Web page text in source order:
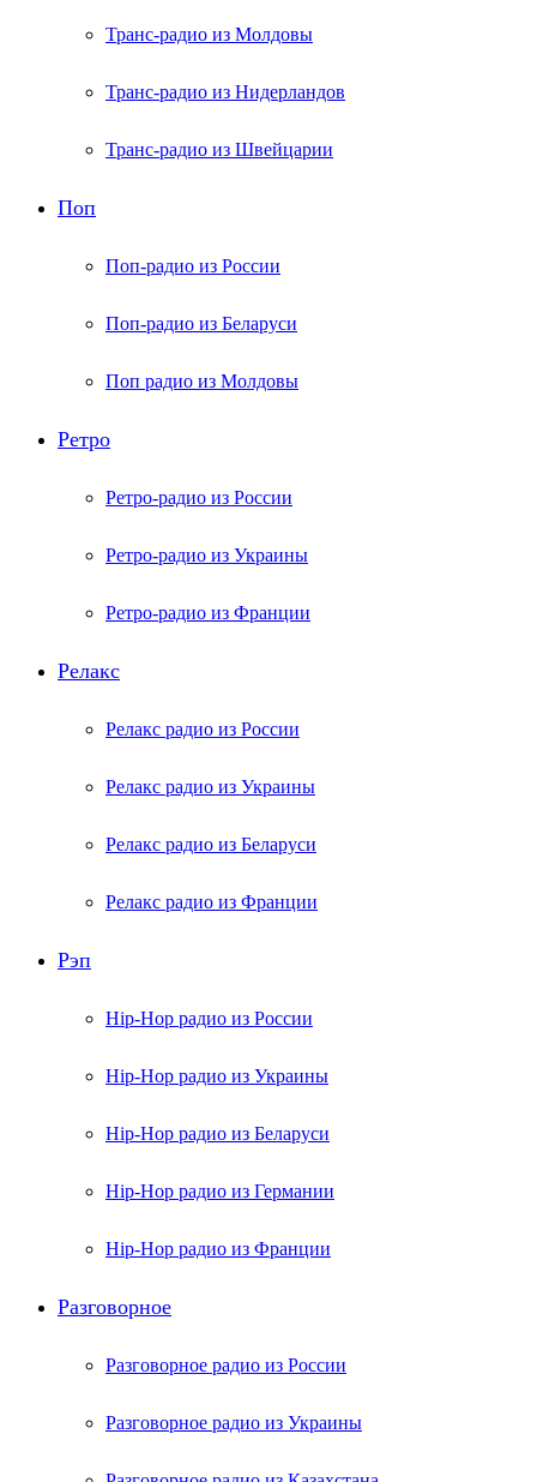
Транс-радио из Молдовы
Транс-радио из Нидерландов
Транс-радио из Швейцарии
Поп
Поп-радио из России
Поп-радио из Беларуси
Поп радио из Молдовы
Ретро
Ретро-радио из России
Ретро-радио из Украины
Ретро-радио из Франции
Релакс
Релакс радио из России
Релакс радио из Украины
Релакс радио из Беларуси
Релакс радио из Франции
Рэп
Hip-Hop радио из России
Hip-Hop радио из Украины
Hip-Hop радио из Беларуси
Hip-Hop радио из Германии
Hip-Hop радио из Франции
Разговорное
Разговорное радио из России
Разговорное радио из Украины